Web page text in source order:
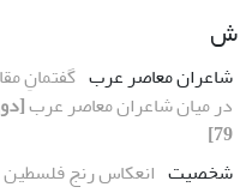
ش
شاعران معاصر عرب گفتمانِ
در میان شاعران معاصر عرب
79]
شخصیت انعکاس رنج فلسطین